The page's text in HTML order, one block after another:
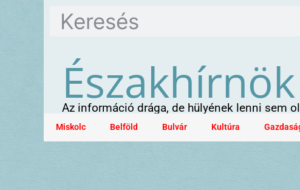
Északhírnök
Az információ drága, de hülyének lenni sem
Miskolc Belföld Bulvár Kultúra